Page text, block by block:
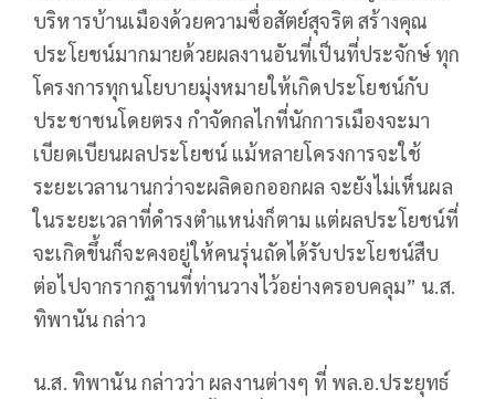
บริหารบ้านเมืองด้วยความซื่อสัตย์สุจริต สร้างคุณ
ประโยชน์มากมายด้วยผลงานอันที่เป็นที่ประจักษ์ ทุก
โครงการทุกนโยบายมุ่งหมายให้เกิดประโยชน์กับ
ประชาชนโดยตรง กำจัดกลไกที่นักการเมืองจะมา
เบียดเบียนผลประโยชน์ แม้หลายโครงการจะใช้
ระยะเวลานานกว่าจะผลิดอกออกผล จะยังไม่เห็นผล
ในระยะเวลาที่ดำรงตำแหน่งก็ตาม แต่ผลประโยชน์ที่
จะเกิดขึ้นก็จะคงอยู่ให้คนรุ่นถัดได้รับประโยชน์สืบ
ต่อไปจากรากฐานที่ท่านวางไว้อย่างครอบคลุม” น.ส.
ทิพานัน กล่าว
น.ส. ทิพานัน กล่าวว่า ผลงานต่างๆ ที่ พล.อ.ประยุทธ์